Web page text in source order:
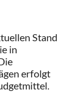
Stand
in
erfolgt